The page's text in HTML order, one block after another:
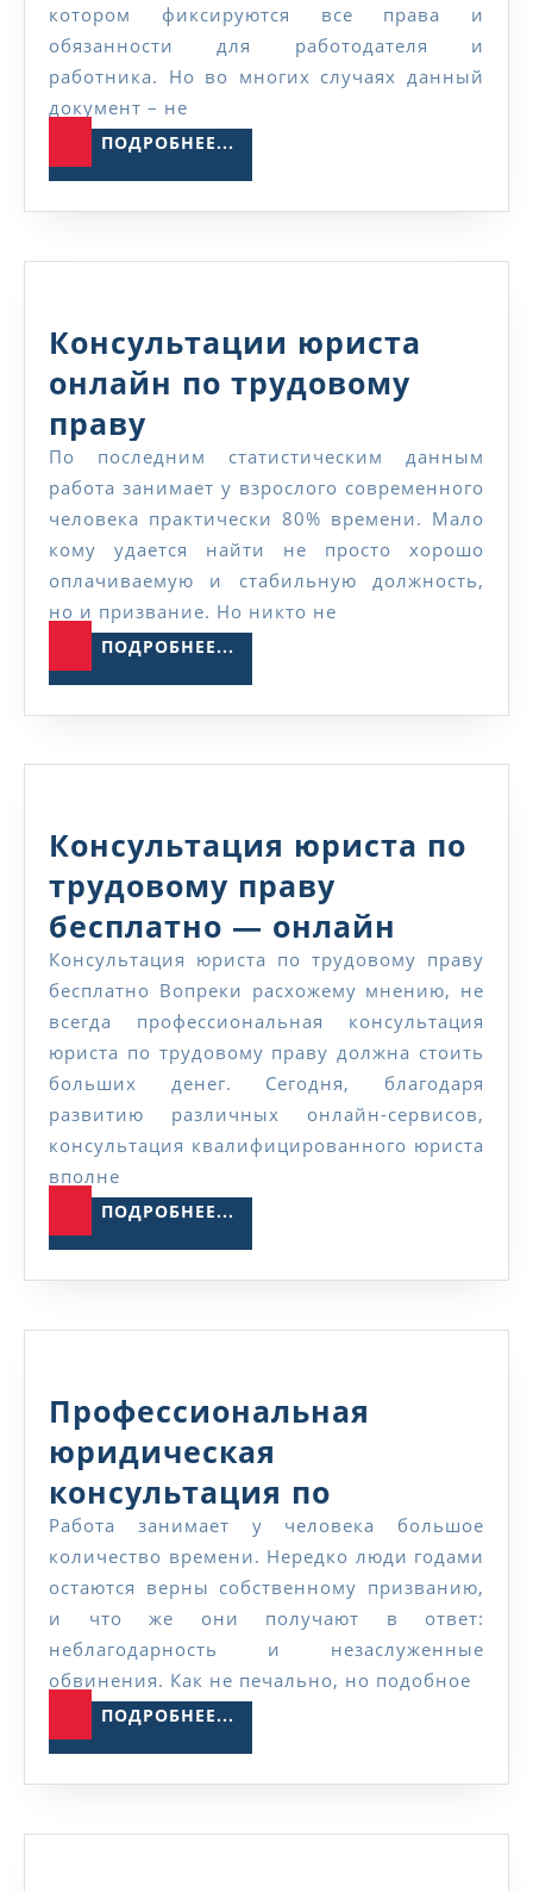
трудового
договора
в
Москве
котором фиксируются все права и
обязанности для работодателя и
работника. Но во многих случаях данный
документ – не
ПОДРОБНЕЕ...
Консультации юриста
онлайн по трудовому
праву
юриста
онлайн
по
трудовому
праву
По последним статистическим данным
работа занимает у взрослого современного
человека практически 80% времени. Мало
кому удается найти не просто хорошо
оплачиваемую и стабильную должность,
но и призвание. Но никто не
ПОДРОБНЕЕ...
Консультация юриста по
трудовому праву
бесплатно — онлайн
юриста
по
праву
Консультация юриста по трудовому праву
бесплатно Вопреки расхожему мнению, не
всегда профессиональная консультация
юриста по трудовому праву должна стоить
больших денег. Сегодня, благодаря
развитию различных онлайн-сервисов,
консультация квалифицированного юриста
вполне
ПОДРОБНЕЕ...
Профессиональная
юридическая
консультация по
трудовым спорам
по
трудовым
Работа занимает у человека большое
количество времени. Нередко люди годами
остаются верны собственному призванию,
и что же они получают в ответ:
неблагодарность и незаслуженные
обвинения. Как не печально, но подобное
ПОДРОБНЕЕ...